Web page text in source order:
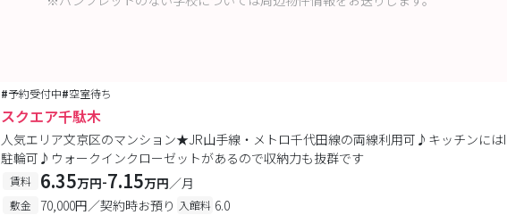
#予約受付中#空室待ち
スクエア千駄木
人気エリア文京区のマンション★JR山手線・メトロ千代田線の両線利用可♪キッチンに
駐輪可♪ウォークインクローゼットがあるので収納力も抜群です
賃料 6.35万円-7.15万円／月
敷金 70,000円／契約時お預り 入館料 6.0